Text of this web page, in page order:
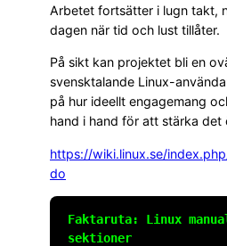
Arbetet fortsätter i lugn takt,
dagen när tid och lust tillåter.
På sikt kan projektet bli en
svensktalande Linux-
på hur ideellt engagemang
hand i hand för att stärka det
https://wiki.linux.se/
do
Faktaruta: Linux
sektioner